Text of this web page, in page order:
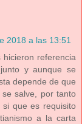
2018 a las 13:51
referencia
y aunque se
depende de que
salve, por tanto
si que es requisito
a la carta